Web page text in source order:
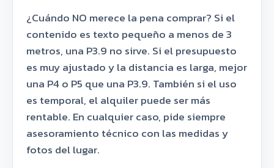
¿Cuándo NO merece la pena comprar? Si el
contenido es texto pequeño a menos de 3
metros, una P3.9 no sirve. Si el presupuesto
es muy ajustado y la distancia es larga, mejor
una P4 o P5 que una P3.9. También si el uso
es temporal, el alquiler puede ser más
rentable. En cualquier caso, pide siempre
asesoramiento técnico con las medidas y
fotos del lugar.